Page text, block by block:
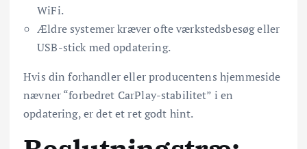
WiFi.
Ældre systemer kræver ofte værkstedsbesøg eller
USB-stick med opdatering.
Hvis din forhandler eller producentens hjemmeside
nævner “forbedret CarPlay-stabilitet” i en
opdatering, er det et ret godt hint.